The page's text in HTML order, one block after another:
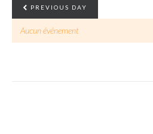
PREVIOUS DAY
Aucun événement